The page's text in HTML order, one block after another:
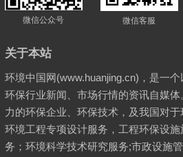
微信公众号 微信客服
关于本站
环境中国网(www.huanjing.cn)，是一
环保行业新闻、市场行情的资讯自媒
力的环保企业、环保技术，及我国对
环境工程专项设计服务，工程环保设
务；环境科学技术研究服务;市政设施